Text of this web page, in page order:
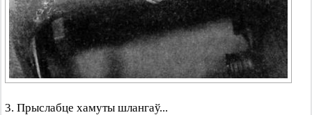
3. Прыслабце хамуты шлангаў...